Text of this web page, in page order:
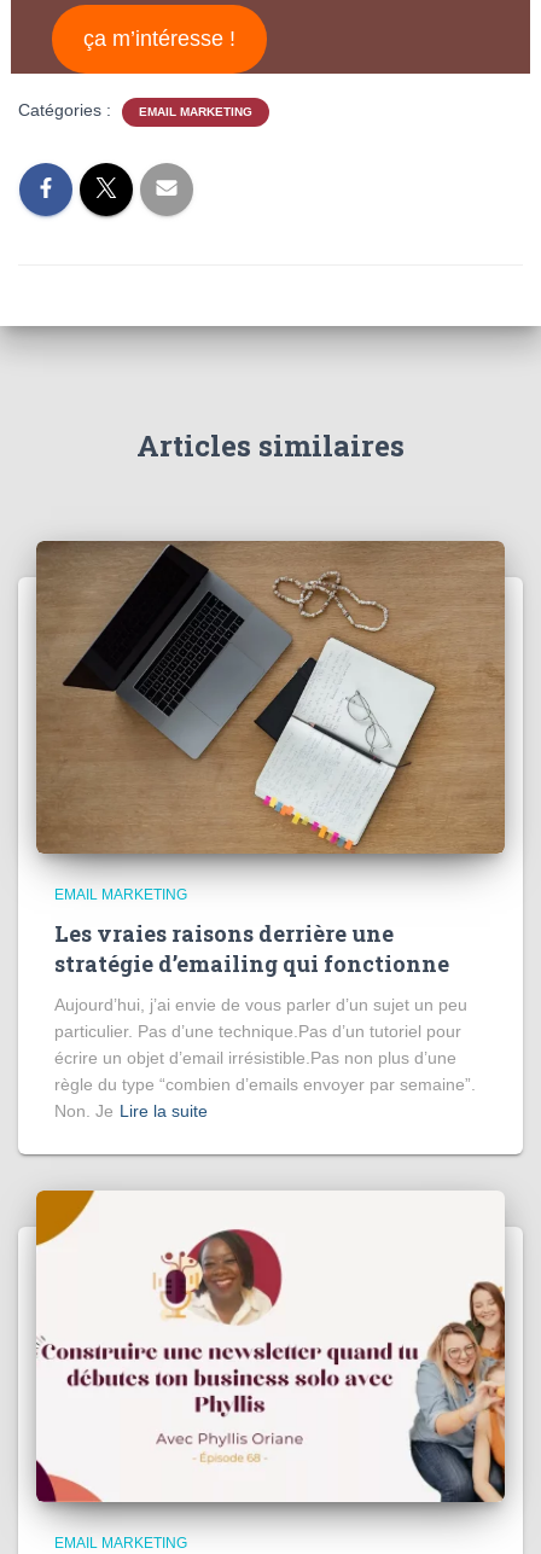
ça m’intéresse !
Catégories : EMAIL MARKETING
Articles similaires
EMAIL MARKETING
Les vraies raisons derrière une
stratégie d’emailing qui fonctionne
Aujourd’hui, j’ai envie de vous parler d’un sujet un peu
particulier. Pas d’une technique.Pas d’un tutoriel pour
écrire un objet d’email irrésistible.Pas non plus d’une
règle du type “combien d’emails envoyer par semaine”.
Non. Je Lire la suite
EMAIL MARKETING